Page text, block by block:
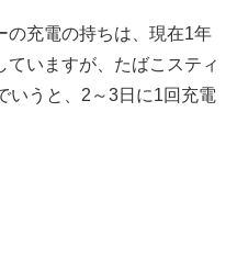
の充電の持ちは、現在1年
いますが、たばこスティ
いうと、2～3日に1回充電